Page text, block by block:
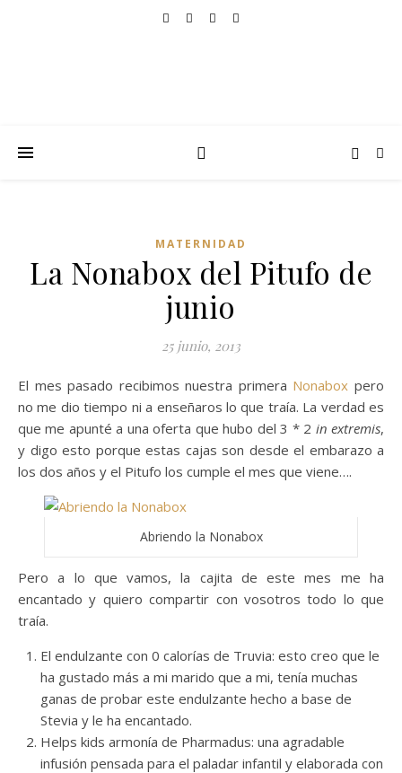
MATERNIDAD
La Nonabox del Pitufo de
junio
25 junio, 2013
El mes pasado recibimos nuestra primera Nonabox pero
no me dio tiempo ni a enseñaros lo que traía. La verdad es
que me apunté a una oferta que hubo del 3 * 2 in extremis,
y digo esto porque estas cajas son desde el embarazo a
los dos años y el Pitufo los cumple el mes que viene….
Abriendo la Nonabox
Pero a lo que vamos, la cajita de este mes me ha
encantado y quiero compartir con vosotros todo lo que
traía.
El endulzante con 0 calorías de Truvia: esto creo que le
ha gustado más a mi marido que a mi, tenía muchas
ganas de probar este endulzante hecho a base de
Stevia y le ha encantado.
Helps kids armonía de Pharmadus: una agradable
infusión pensada para el paladar infantil y elaborada con